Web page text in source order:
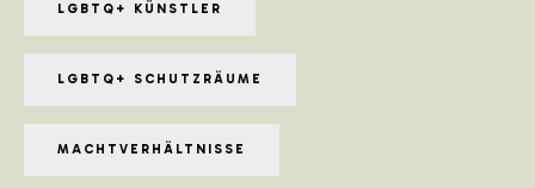
LGBTQ+ KÜNSTLER
LGBTQ+ SCHUTZRÄUME
MACHTVERHÄLTNISSE